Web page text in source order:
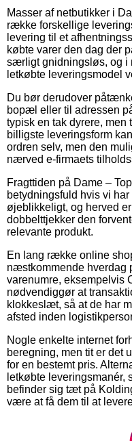
Masser af netbutikker i
række forskellige
levering til et
købte varer den dag der
særligt gnidningsløs, og i
letkøbte leveringsmodel
Du bør derudover
bopæl eller til adressen
typisk en tak dyrere,
billigste leveringsform
ordren selv, men den
nærved e-firmaets
Fragttiden på Dame –
betydningsfuld hvis vi
øjeblikkeligt, og herved
dobbelttjekker den
relevante produkt.
En lang række online
næstkommende hverdag
varenumre, eksempelvis
nødvendiggør at
klokkeslæt, så at de har
afsted inden
Nogle enkelte internet
beregning, men tit er det
for en bestemt pris.
letkøbte leveringsmanér,
befinder sig tæt på
være at få dem til at